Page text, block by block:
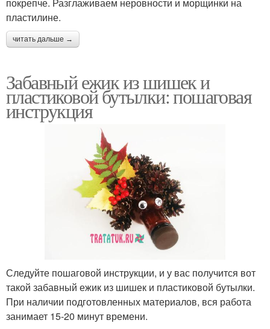
пластилине.
читать дальше →
Забавный ежик из шишек и
пластиковой бутылки: пошаговая
инструкция
Следуйте пошаговой инструкции, и у вас получится вот
такой забавный ежик из шишек и пластиковой бутылки.
При наличии подготовленных материалов, вся работа
занимает 15-20 минут времени.